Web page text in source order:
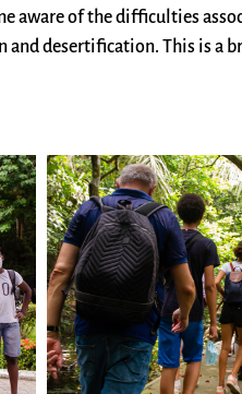
aware of the difficulties
and desertification. This is a